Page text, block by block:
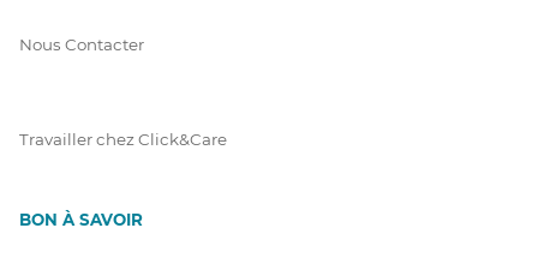
Nous Contacter
Travailler chez Click&Care
BON À SAVOIR